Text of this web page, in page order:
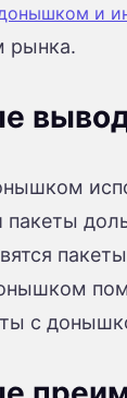
и
рынка.
пакеты
с